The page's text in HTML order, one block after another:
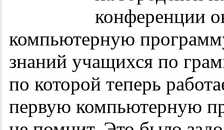
конференции
компьютерную
знаний учащихся по
по которой теперь
первую компьютерную